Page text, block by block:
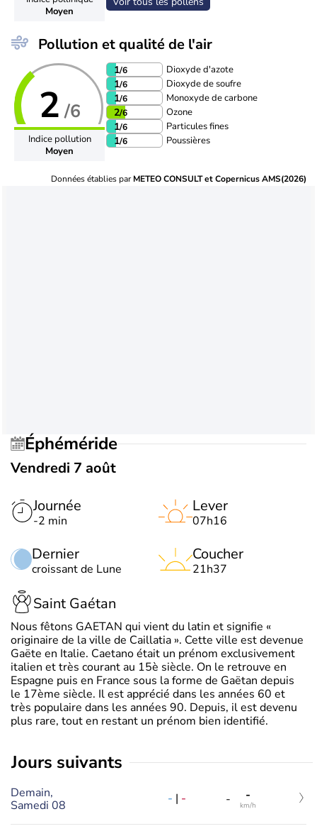
Moyen
Pollution et qualité de l'air
2 /6
Indice pollution
Moyen
1/6 Dioxyde d'azote
1/6 Dioxyde de soufre
1/6 Monoxyde de carbone
2/6 Ozone
1/6 Particules fines
1/6 Poussières
Données établies parMETEO CONSULT et Copernicus AMS(2026)
Éphéméride
Vendredi 7 août
Journée
-2 min
Dernier
croissant de Lune
Lever
07h16
Coucher
21h37
Saint Gaétan
Nous fêtons GAETAN qui vient du latin et signifie «
originaire de la ville de Caillatia ». Cette ville est devenue
Gaëte en Italie. Caetano était un prénom exclusivement
italien et très courant au 15è siècle. On le retrouve en
Espagne puis en France sous la forme de Gaëtan depuis
le 17ème siècle. Il est apprécié dans les années 60 et
très populaire dans les années 90. Depuis, il est devenu
plus rare, tout en restant un prénom bien identifié.
jours suivants
Demain,
Samedi 08
- | - - -
km/h